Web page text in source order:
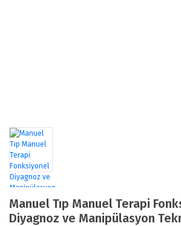
Manuel Tıp Manuel Terapi
Diyagnoz ve Manipülasyon